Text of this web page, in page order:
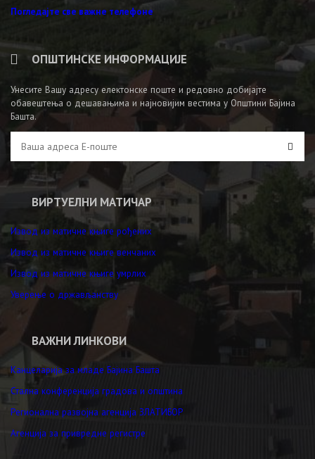
Погледајте све важне телефоне
ОПШТИНСКЕ ИНФОРМАЦИЈЕ
Унесите Вашу адресу електонске поште и редовно добијајте
обавештења о дешавањима и најновијим вестима у Општини Бајина
Башта.
ВИРТУЕЛНИ МАТИЧАР
Извод из матичне књиге рођених
Извод из матичне књиге венчаних
Извод из матичне књиге умрлих
Уверење о држављанству
ВАЖНИ ЛИНКОВИ
Канцеларија за младе Бајина Башта
Стална конференција градова и општина
Регионална развојна агенција ЗЛАТИБОР
Агенција за привредне регистре